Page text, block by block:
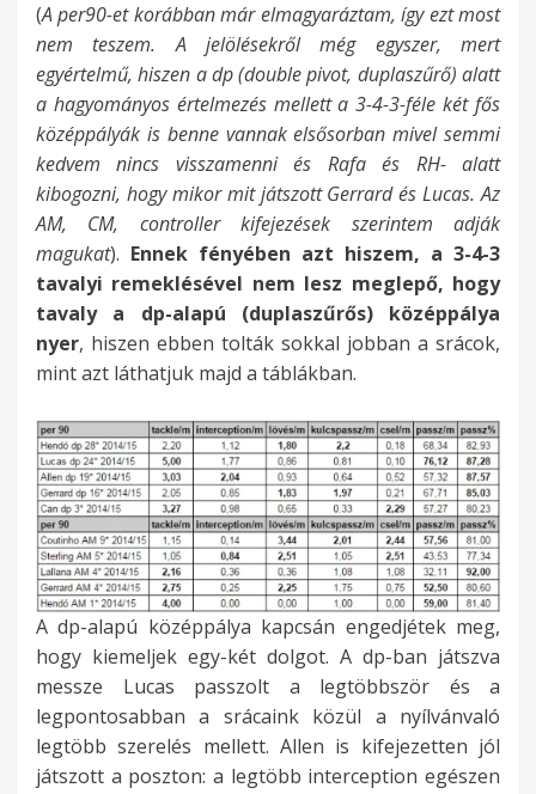
(A per90-et korábban már elmagyaráztam, így ezt most
nem teszem. A jelölésekről még egyszer, mert
egyértelmű, hiszen a dp (double pivot, duplaszűrő) alatt
a hagyományos értelmezés mellett a 3-4-3-féle két fős
középpályák is benne vannak elsősorban mivel semmi
kedvem nincs visszamenni és Rafa és RH- alatt
kibogozni, hogy mikor mit játszott Gerrard és Lucas. Az
AM, CM, controller kifejezések szerintem adják
magukat). Ennek fényében azt hiszem, a 3-4-3
tavalyi remeklésével nem lesz meglepő, hogy
tavaly a dp-alapú (duplaszűrős) középpálya
nyer, hiszen ebben tolták sokkal jobban a srácok,
mint azt láthatjuk majd a táblákban.
A dp-alapú középpálya kapcsán engedjétek meg,
hogy kiemeljek egy-két dolgot. A dp-ban játszva
messze Lucas passzolt a legtöbbször és a
legpontosabban a srácaink közül a nyílvánvaló
legtöbb szerelés mellett. Allen is kifejezetten jól
játszott a poszton: a legtöbb interception egészen